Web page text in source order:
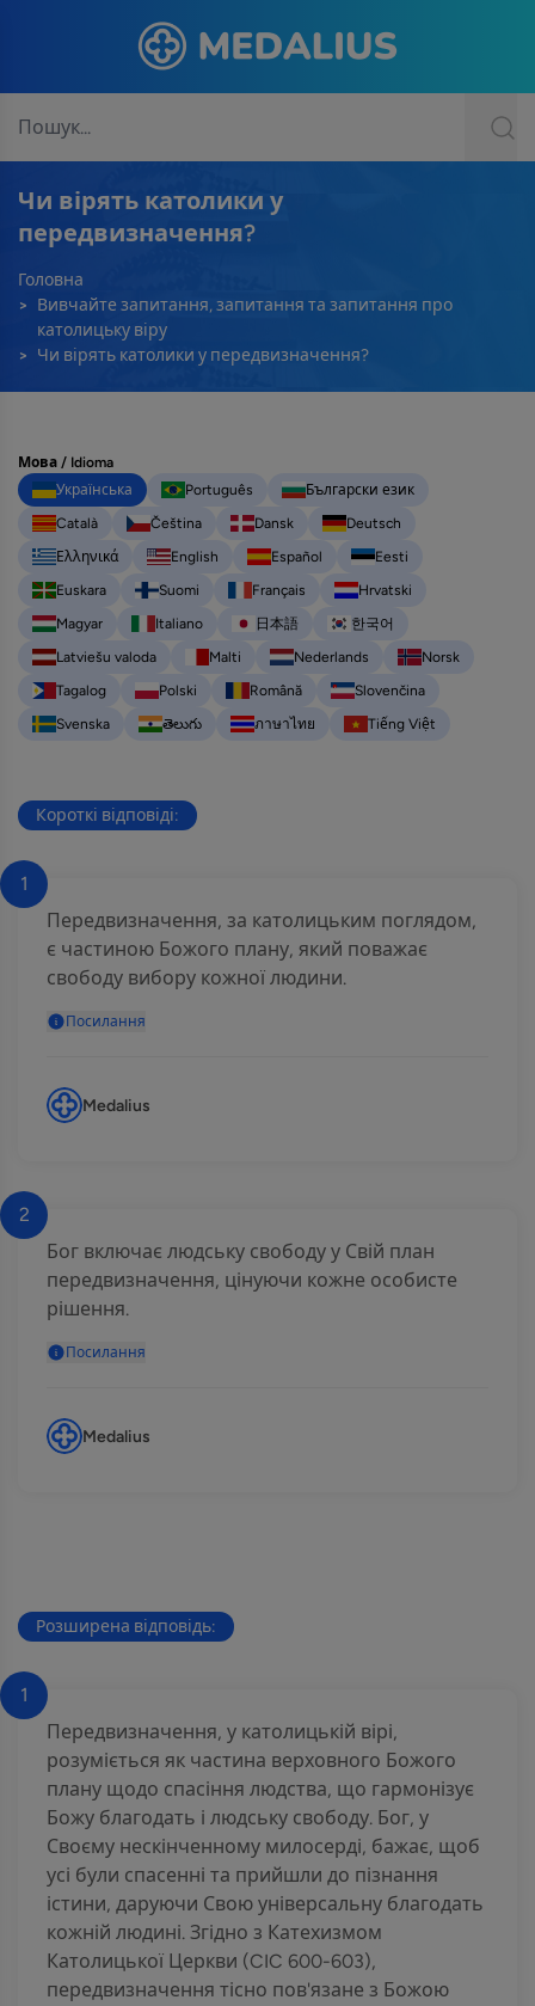
Чи вірять католики у
передвизначення?
Головна
Вивчайте запитання, запитання та запитання про
католицьку віру
Чи вірять католики у передвизначення?
Мова / Idioma
Українська
Português
Български език
Català
Čeština Dansk
Deutsch
Ελληνικά
English Español
Eesti
Euskara
Suomi Français
Hrvatski
Magyar
Italiano 日本語
한국어
Latviešu valoda
Malti Nederlands
Norsk
Tagalog
Polski Română
Slovenčina
Svenska
తెలుగు ภาษาไทย Tiếng Việt
Короткі відповіді:
1
Передвизначення, за католицьким поглядом,
є частиною Божого плану, який поважає
свободу вибору кожної людини.
Посилання
Medalius
2
Бог включає людську свободу у Свій план
передвизначення, цінуючи кожне особисте
рішення.
Посилання
Medalius
Розширена відповідь:
1
Передвизначення, у католицькій вірі,
розуміється як частина верховного Божого
плану щодо спасіння людства, що гармонізує
Божу благодать і людську свободу. Бог, у
Своєму нескінченному милосерді, бажає, щоб
усі були спасенні та прийшли до пізнання
істини, даруючи Свою універсальну благодать
кожній людині. Згідно з Катехизмом
Католицької Церкви (CIC 600-603),
передвизначення тісно пов'язане з Божою